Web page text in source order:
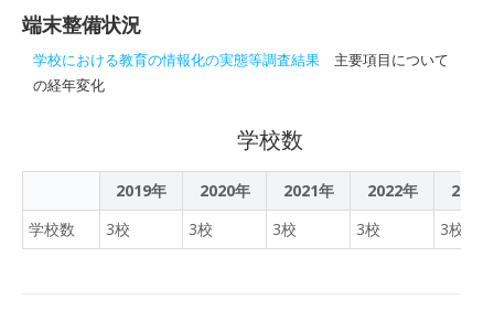
します。
端末整備状況
学校における教育の情報化の実態等調査結果 主要項目について
の経年変化
学校数
2019年 2020年 2021年 2022年
2023
学校数
3校 3校 3校 3校 3校